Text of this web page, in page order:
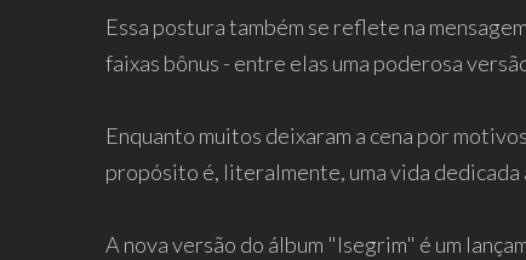
Essa postura também se reflete na
faixas bônus - entre elas uma poderosa
Enquanto muitos deixaram a cena por
propósito é, literalmente, uma vida dedicada
A nova versão do álbum "Isegrim" é um